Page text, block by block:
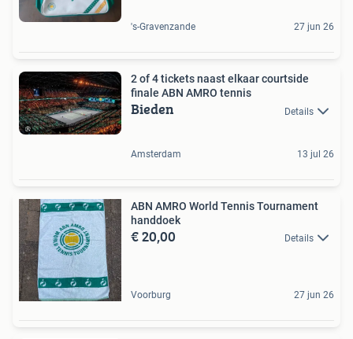
's-Gravenzande 27 jun 26
2 of 4 tickets naast elkaar courtside
finale ABN AMRO tennis
Bieden Details
Amsterdam 13 jul 26
ABN AMRO World Tennis Tournament
handdoek
€ 20,00 Details
Voorburg 27 jun 26